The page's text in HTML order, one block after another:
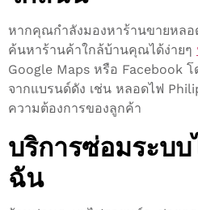
หากคุณกำลังมองหาร้านขายหลอ
ค้นหาร้านค้าใกล้บ้านคุณได้ง่ายๆ
Google Maps หรือ Facebook
จากแบรนด์ดัง เช่น หลอดไฟ
ความต้องการของลูกค้า
บริการซ่อมระบ
ฉัน